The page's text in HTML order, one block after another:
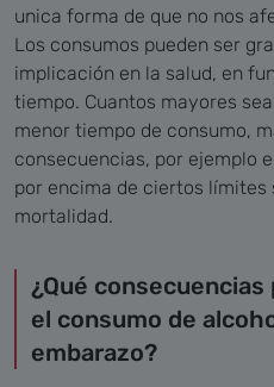
unica forma de que no nos
Los consumos pueden ser
implicación en la salud, en
tiempo. Cuantos mayores
menor tiempo de consumo,
consecuencias, por ejemplo
por encima de ciertos límites
mortalidad.
¿Qué
el consumo de
embarazo?